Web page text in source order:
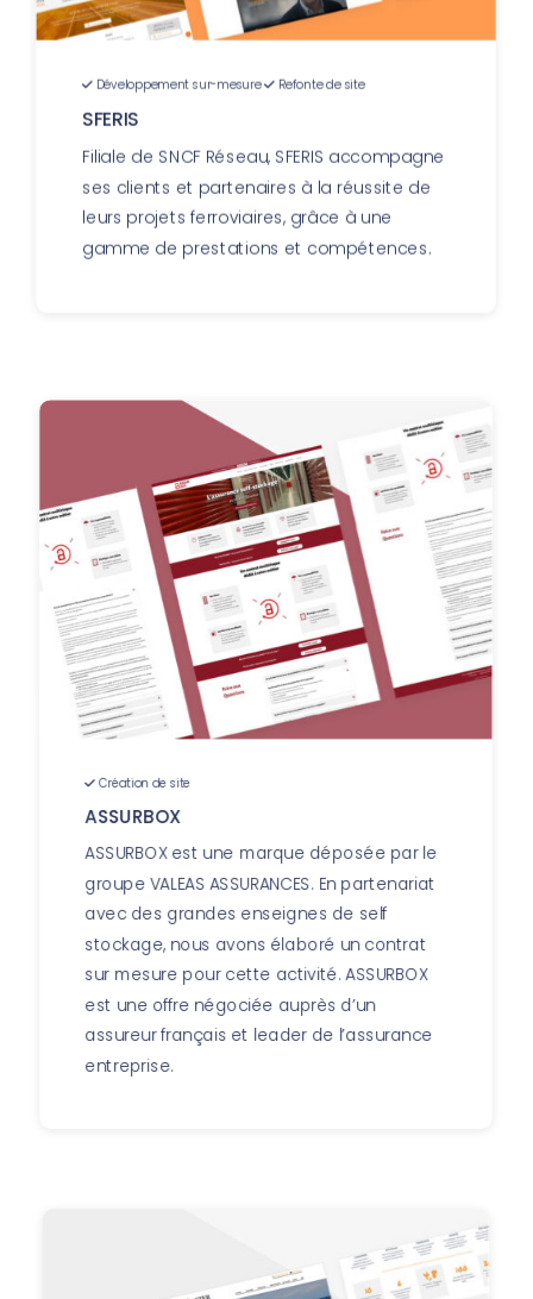
Développement sur-mesure Refonte de site
SFERIS
Filiale de SNCF Réseau, SFERIS accompagne
ses clients et partenaires à la réussite de
leurs projets ferroviaires, grâce à une
gamme de prestations et compétences.
Création de site
ASSURBOX
ASSURBOX est une marque déposée par le
groupe VALEAS ASSURANCES. En partenariat
avec des grandes enseignes de self
stockage, nous avons élaboré un contrat
sur mesure pour cette activité. ASSURBOX
est une offre négociée auprès d’un
assureur français et leader de l’assurance
entreprise.